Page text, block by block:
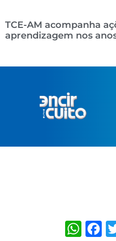
TCE-AM acompanha
aprendizagem nos